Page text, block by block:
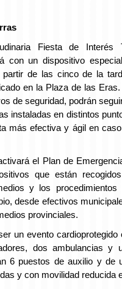
Fiesta de Interés
con un dispositivo
partir de las cinco de la
en la Plaza de las
de seguridad, podrán
instaladas en distintos
más efectiva y ágil en
el Plan de
que están
y los
desde efectivos
provinciales.
un evento cardioprotegido
dos ambulancias y
6 puestos de auxilio y de
y con movilidad reducida